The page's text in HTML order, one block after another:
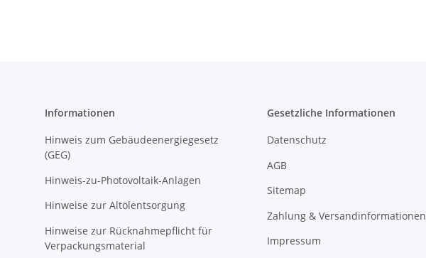
Informationen
Hinweis zum Gebäudeenergiegesetz
(GEG)
Hinweis-zu-Photovoltaik-Anlagen
Hinweise zur Altölentsorgung
Hinweise zur Rücknahmepflicht für
Verpackungsmaterial
Gesetzliche Informationen
Datenschutz
AGB
Sitemap
Zahlung & Versandinformationen
Impressum